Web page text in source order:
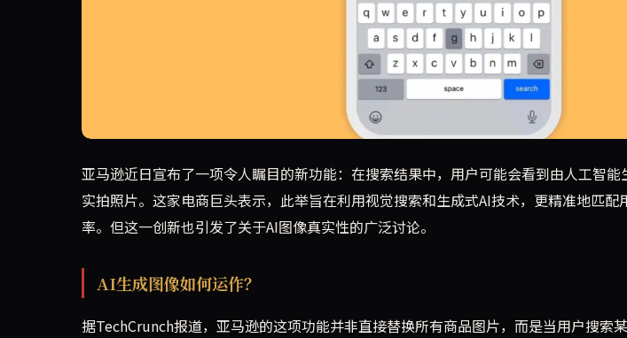
亚马逊正在测试一项新功能：当用户搜索商品时，搜索结果中会出现AI生成的产品图
亚马逊近日宣布了一项令人瞩目的新功能：在搜索结果中，用户可能会看到由人工智
实拍照片。这家电商巨头表示，此举旨在利用视觉搜索和生成式AI技术，更精准地匹
率。但这一创新也引发了关于AI图像真实性的广泛讨论。
AI生成图像如何运作？
据TechCrunch报道，亚马逊的这项功能并非直接替换所有商品图片，而是当用户搜索